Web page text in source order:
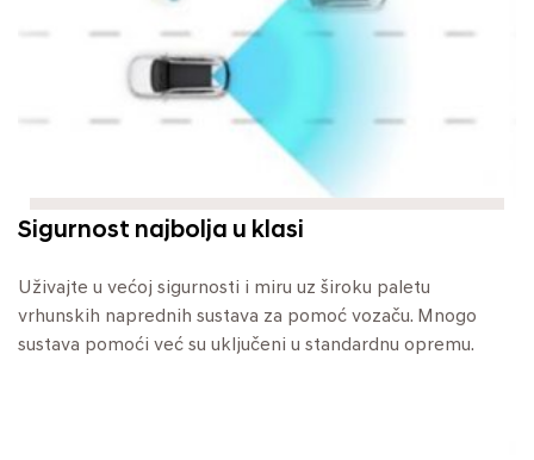
Sigurnost najbolja u klasi
Uživajte u većoj sigurnosti i miru uz široku paletu
vrhunskih naprednih sustava za pomoć vozaču. Mnogo
sustava pomoći već su uključeni u standardnu opremu.